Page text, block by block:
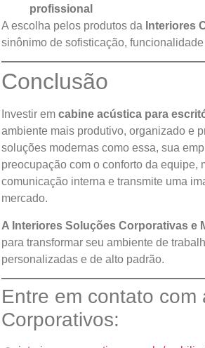
profissional
A escolha pelos produtos da Interiores
sinônimo de sofisticação,
Conclusão
Investir em cabine acústica para
ambiente mais produtivo, organizado e
soluções modernas como essa, sua
preocupação com o conforto da equipe,
comunicação interna e transmite uma
mercado.
A Interiores Soluções Corporativas e
para transformar seu ambiente de
personalizadas e de alto padrão.
Entre em contato com
Corporativos: